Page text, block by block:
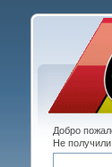
Добро
Не получили